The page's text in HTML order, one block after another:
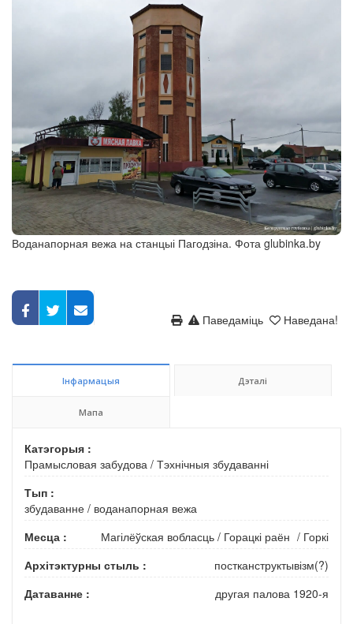
Воданапорная вежа на станцыі Пагодзіна. Фота glubinka.by
Наведана!
Паведаміць
Інфармацыя Дэталі
Мапа
Катэгорыя :
Прамысловая забудова / Тэхнічныя збудаванні
Тып :
збудаванне / воданапорная вежа
Месца :
Магілёўская вобласць / Горацкі раён / Горкі
Архітэктурны стыль :
постканструктывізм(?)
Датаванне :
другая палова 1920-я